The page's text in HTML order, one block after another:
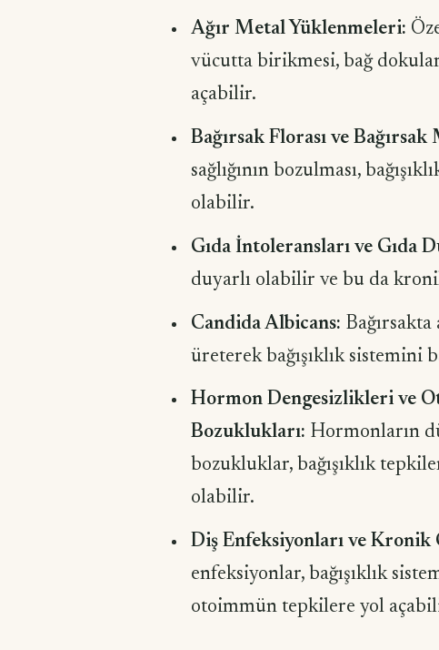
Ağır Metal Yüklenmeleri:
vücutta birikmesi, bağ
açabilir.
Bağırsak Florası ve
sağlığının bozulması,
olabilir.
Gıda İntoleransları ve Gıda
duyarlı olabilir ve bu da
Candida Albicans:
üreterek bağışıklık sistemini
Hormon Dengesizlikleri ve
Bozuklukları: Hormonların
bozukluklar, bağışıklık
olabilir.
Diş Enfeksiyonları ve Kronik
enfeksiyonlar, bağışıklık
otoimmün tepkilere yol